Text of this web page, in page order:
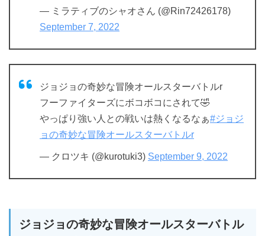
— ミラティブのシャオさん (@Rin72426178)
September 7, 2022
ジョジョの奇妙な冒険オールスターバトルr
フーファイターズにボコボコにされて🤣
やっぱり強い人との戦いは熱くなるなぁ#ジョジ
ョの奇妙な冒険オールスターバトルr
— クロツキ (@kurotuki3) September 9, 2022
ジョジョの奇妙な冒険オールスターバトル